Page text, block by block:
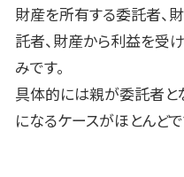
財産を所有する委託者、
託者、財産から利益を受
みです。
具体的には親が委託者と
になるケースがほとんどで